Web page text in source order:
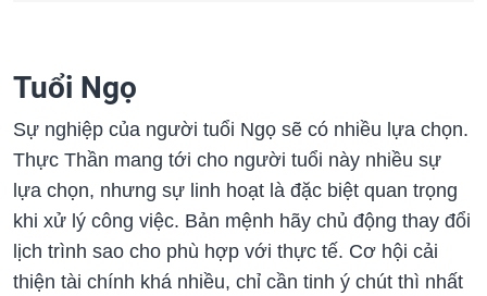
Tuổi Ngọ
Sự nghiệp của người tuổi Ngọ sẽ có nhiều lựa chọn.
Thực Thần mang tới cho người tuổi này nhiều sự
lựa chọn, nhưng sự linh hoạt là đặc biệt quan trọng
khi xử lý công việc. Bản mệnh hãy chủ động thay đổi
lịch trình sao cho phù hợp với thực tế. Cơ hội cải
thiện tài chính khá nhiều, chỉ cần tinh ý chút thì nhất